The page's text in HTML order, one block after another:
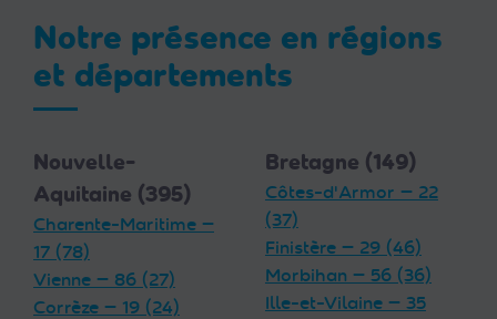
Notre présence en régions
et départements
Nouvelle-
Aquitaine (395)
Charente-Maritime —
17 (78)
Vienne — 86 (27)
Corrèze — 19 (24)
Bretagne (149)
Côtes-d'Armor — 22
(37)
Finistère — 29 (46)
Morbihan — 56 (36)
Ille-et-Vilaine — 35